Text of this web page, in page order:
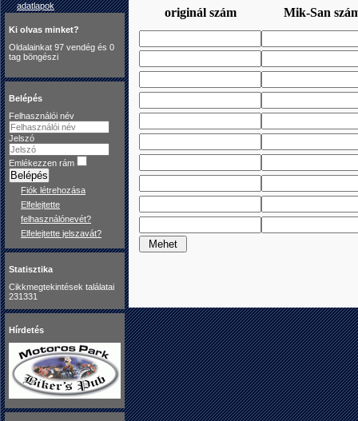
adatlapok
Ki olvas minket?
Oldalainkat 97 vendég és 0
tag böngészi
Belépés
Felhasználói név
Jelszó
Emlékezzen rám
Belépés
Fiók létrehozása
Elfelejtette
felhasználónevét?
Elfelejtette jelszavát?
Statisztika
Cikkmegtekintések találatai
231331
Hírdetés